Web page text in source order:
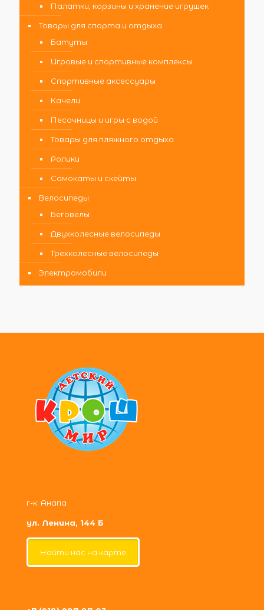
Палатки, корзины и хранение игрушек
Товары для спорта и отдыха
Батуты
Игровые и спортивные комплексы
Спортивные аксессуары
Качели
Песочницы и игры с водой
Товары для пляжного отдыха
Ролики
Самокаты и скейты
Велосипеды
Беговелы
Двухколесные велосипеды
Трехколесные велосипеды
Электромобили
г-к. Анапа
ул. Ленина, 144 Б
Найти нас на карте